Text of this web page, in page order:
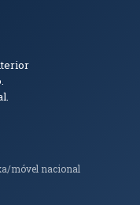
de
móvel nacional